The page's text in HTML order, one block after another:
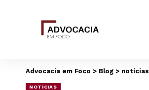
Advocacia em Foco > Blog > notícias
NOTÍCIAS